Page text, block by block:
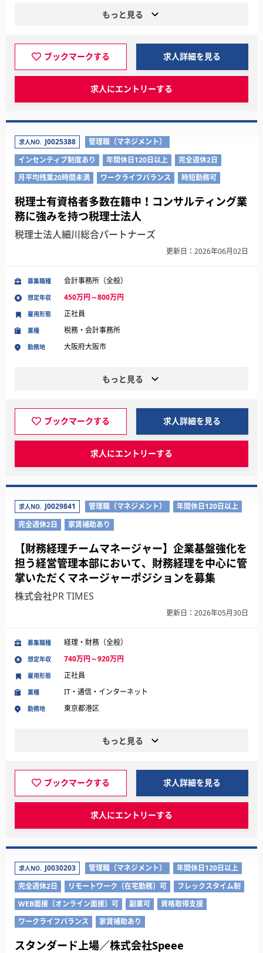
もっと見る
ブックマークする 求人詳細を見る
求人にエントリーする
求人NO. J0025388
管理職（マネジメント）
インセンティブ制度あり
年間休日120日以上
完全週休2日
月平均残業20時間未満
ワークライフバランス 時短勤務可
税理士有資格者多数在籍中！コンサルティング業
務に強みを持つ税理士法人
税理士法人細川総合パートナーズ
更新日：2026年06月02日
募集職種 会計事務所（全般）
想定年収 450万円～800万円
業種 税務・会計事務所
勤務地 大阪府大阪市
雇用形態 正社員
もっと見る
ブックマークする 求人詳細を見る
求人にエントリーする
求人NO. J0029841 管理職（マネジメント）
年間休日120日以上
完全週休2日
家賃補助あり
【財務経理チームマネージャー】企業基盤強化を
担う経営管理本部において、財務経理を中心に管
掌いただくマネージャーポジションを募集
株式会社PR TIMES
更新日：2026年05月30日
募集職種 経理・財務（全般）
想定年収 740万円～920万円
業種 IT・通信・インターネット
勤務地 東京都港区
雇用形態 正社員
もっと見る
ブックマークする 求人詳細を見る
求人にエントリーする
求人NO. J0030203 管理職（マネジメント）
年間休日120日以上
完全週休2日
リモートワーク（在宅勤務）可
フレックスタイム制
WEB面接（オンライン面接）可
副業可
資格取得支援
ワークライフバランス
家賃補助あり
スタンダード上場／株式会社Speee